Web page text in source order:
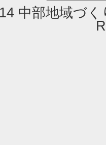
中部地域づ